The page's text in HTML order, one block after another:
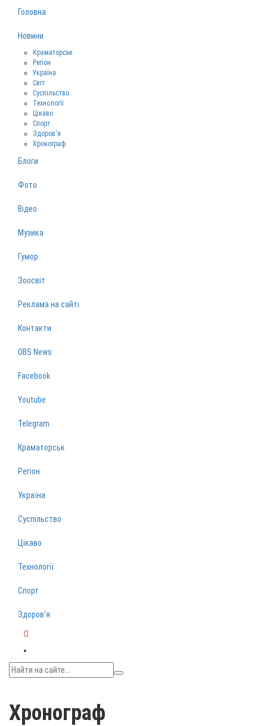
Головна
Новини
Краматорськ
Регіон
Україна
Світ
Суспільство
Технології
Цікаво
Спорт
Здоров‘я
Хронограф
Блоги
Фото
Відео
Музика
Гумор
Зоосвіт
Реклама на сайті
Контакти
OBS News
Facebook
Youtube
Telegram
Краматорськ
Регіон
Україна
Суспільство
Цікаво
Технології
Спорт
Здоров‘я
Хронограф